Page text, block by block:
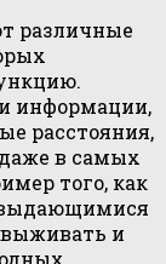
различные
информации,
расстояния,
в самых
того, как
и